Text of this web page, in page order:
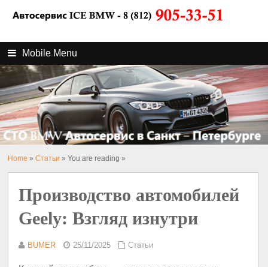
Mobile Menu
Home »Статьи » You are reading »
Производство автомобилей
Geely: Взгляд изнутри
BUMER 25/11/2025 Статьи